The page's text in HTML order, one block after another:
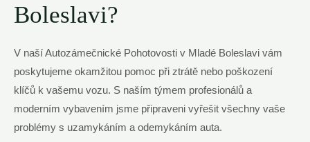
Boleslavi?
V naší Autozámečnické Pohotovosti v Mladé Boleslavi vám
poskytujeme okamžitou pomoc při ztrátě nebo poškození
klíčů k vašemu vozu. S naším týmem profesionálů a
moderním vybavením jsme připraveni vyřešit všechny vaše
problémy s uzamykáním a odemykáním auta.